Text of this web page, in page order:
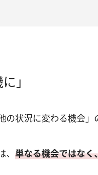
」
の状況に変わる機会」
単なる機会ではなく